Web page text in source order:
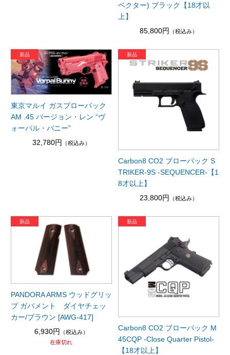
ベクター) ブラック【18才以
上】
85,800円
（税込み）
東京マルイ ガスブローバック
AM .45 バージョン・レン “ヴ
ォーパル・バニー”
32,780円
（税込み）
Carbon8 CO2 ブローバック S
TRIKER-9S -SEQUENCER-【1
8才以上】
23,800円
（税込み）
PANDORA ARMS ウッドグリッ
プ ガバメント ダイヤチェッ
カー/ブラウン [AWG-417]
6,930円
（税込み）
在庫切れ
Carbon8 CO2 ブローバック M
45CQP -Close Quarter Pistol-
【18才以上】